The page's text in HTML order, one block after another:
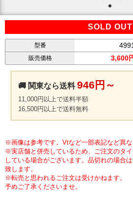
SOLD OUT
型番
販売価格 3,600
🚚 関東なら送料946円～
11,000円以上で送料半額
16,500円以上で送料無料
※画像は参考です。Vtなど一部表記など異な
※実店舗と併売しているため、ご注文のタ
している場合がございます。品切れの場合
致します。
※転売と思われるご注文は受けかねます。
予めご了承くださいませ。